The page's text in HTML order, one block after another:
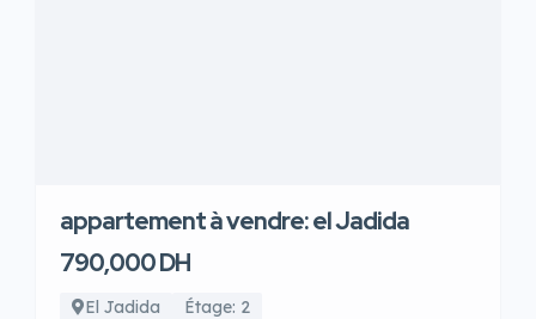
appartement à vendre: el Jadida
790,000 DH
El Jadida Étage: 2